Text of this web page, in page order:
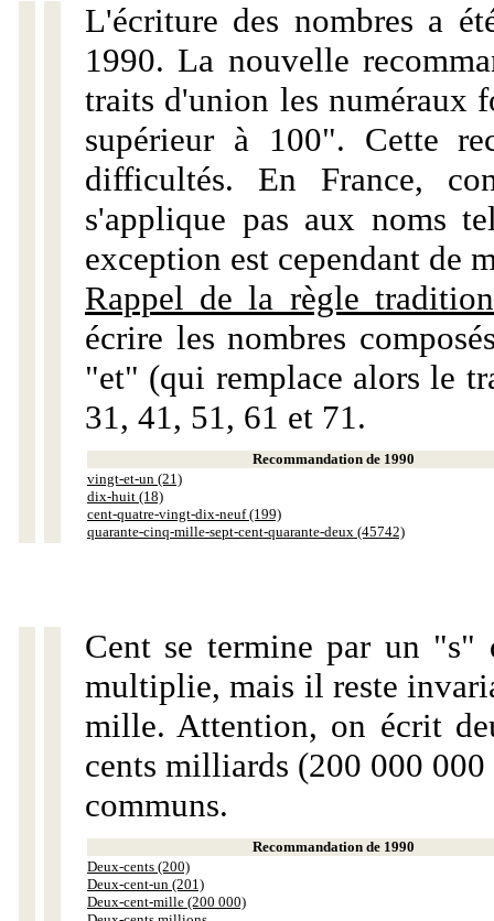
L'écriture des nombres a
1990. La nouvelle
traits d'union les numéraux
supérieur à 100". Cette
difficultés. En France,
s'applique pas aux noms
exception est cependant de
Rappel de la règle
écrire les nombres
"et" (qui remplace alors le
31, 41, 51, 61 et 71.
Recommandation de 1990
vingt-et-un (21)
dix-huit (18)
cent-quatre-vingt-dix-neuf (199)
quarante-cinq-mille-sept-cent-quarante-deux (45742)
Cent se termine par un "s"
multiplie, mais il reste
mille. Attention, on écrit
cents milliards (200 000
communs.
Recommandation de 1990
Deux-cents (200)
Deux-cent-un (201)
Deux-cent-mille (200 000)